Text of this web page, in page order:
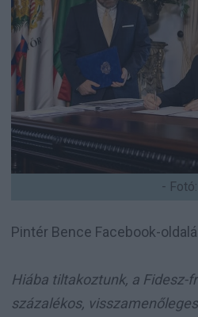
-
Pintér Bence Facebook-
Hiába tiltakoztunk, a Fidesz-
százalékos,